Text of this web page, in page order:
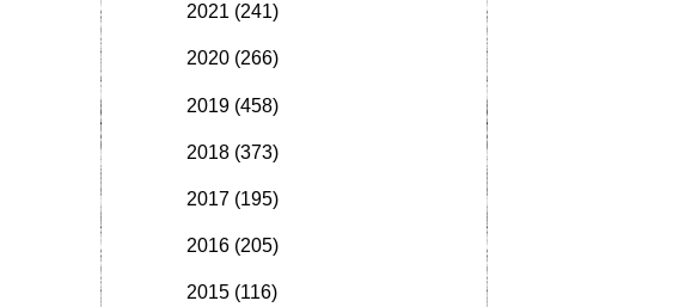
2021 (241)
2020 (266)
2019 (458)
2018 (373)
2017 (195)
2016 (205)
2015 (116)